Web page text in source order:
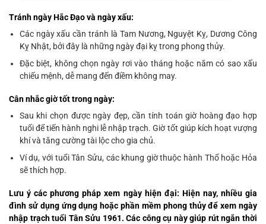
Tránh ngày Hắc Đạo và ngày xấu:
Các ngày xấu cần tránh là Tam Nương, Nguyệt Kỵ, Dương Công
Kỵ Nhật, bởi đây là những ngày đại kỵ trong phong thủy.
Đặc biệt, không chọn ngày rơi vào tháng hoặc năm có sao xấu
chiếu mệnh, dễ mang đến điềm không may.
Cân nhắc giờ tốt trong ngày:
Sau khi chọn được ngày đẹp, cần tính toán giờ hoàng đạo hợp
tuổi để tiến hành nghi lễ nhập trạch. Giờ tốt giúp kích hoạt vượng
khí và tăng cường tài lộc cho gia chủ.
Ví dụ, với tuổi Tân Sửu, các khung giờ thuộc hành Thổ hoặc Hỏa
sẽ thích hợp.
Lưu ý các phương pháp xem ngày hiện đại: Hiện nay, nhiều gia
đình sử dụng ứng dụng hoặc phần mềm phong thủy để xem ngày
nhập trạch tuổi Tân Sửu 1961. Các công cụ này giúp rút ngắn thời